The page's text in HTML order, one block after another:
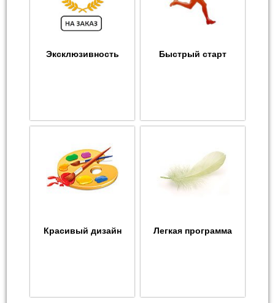
Эксклюзивность Быстрый старт
Красивый дизайн Легкая программа